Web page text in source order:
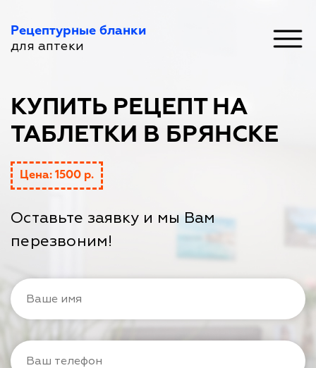
Рецептурные бланки
для аптеки
КУПИТЬ РЕЦЕПТ НА
ТАБЛЕТКИ В БРЯНСКЕ
Цена: 1500 р.
Оставьте заявку и мы Вам
перезвоним!